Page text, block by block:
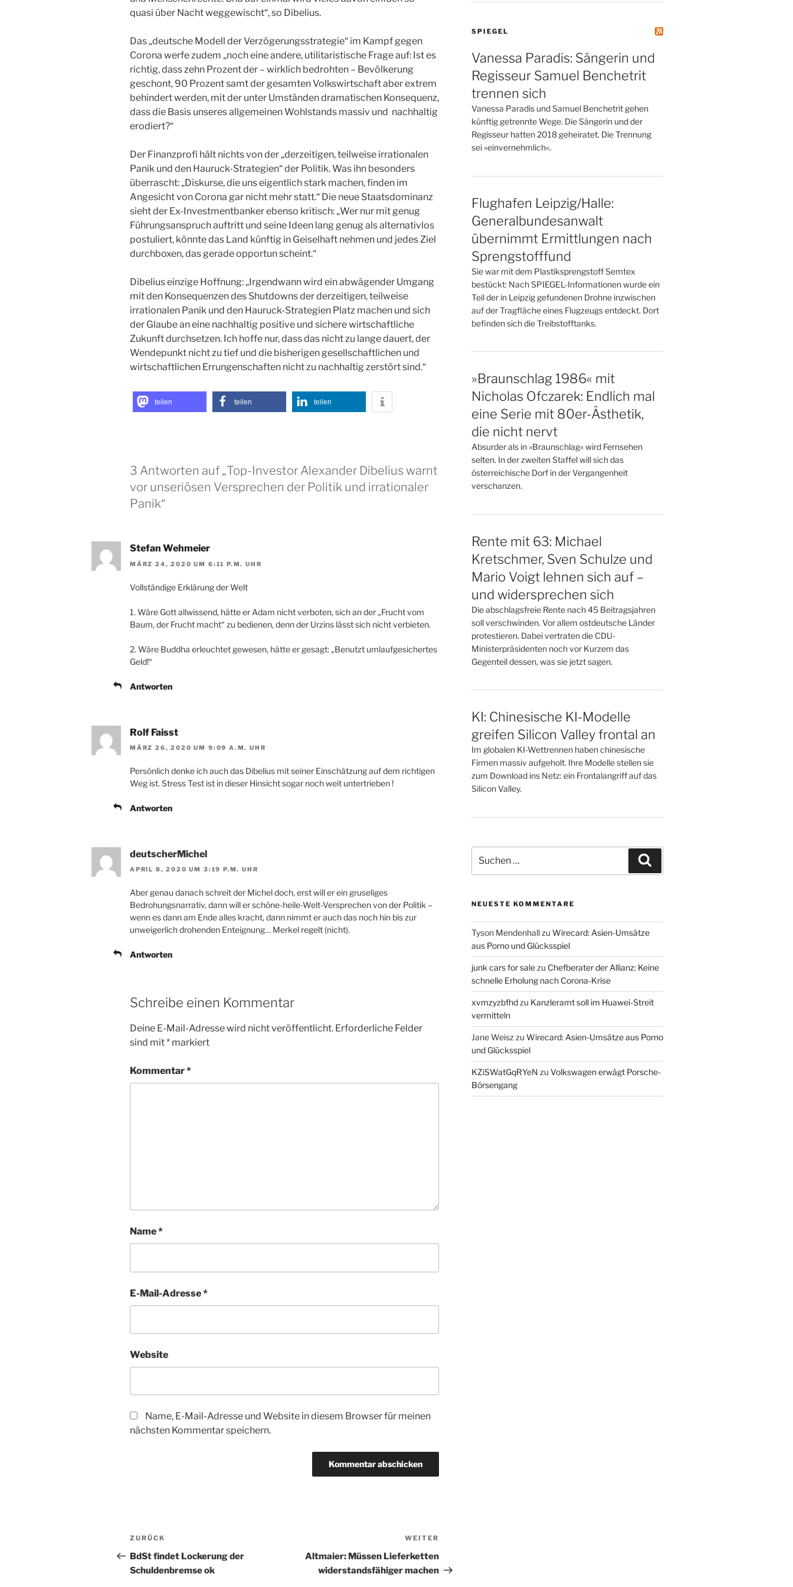
quasi über Nacht weggewischt“, so Dibelius.
Das „deutsche Modell der Verzögerungsstrategie“ im Kampf gegen
Corona werfe zudem „noch eine andere, utilitaristische Frage auf: Ist es
richtig, dass zehn Prozent der – wirklich bedrohten – Bevölkerung
geschont, 90 Prozent samt der gesamten Volkswirtschaft aber extrem
behindert werden, mit der unter Umständen dramatischen Konsequenz,
dass die Basis unseres allgemeinen Wohlstands massiv und nachhaltig
erodiert?“
Der Finanzprofi hält nichts von der „derzeitigen, teilweise irrationalen
Panik und den Hauruck-Strategien“ der Politik. Was ihn besonders
überrascht: „Diskurse, die uns eigentlich stark machen, finden im
Angesicht von Corona gar nicht mehr statt.“ Die neue Staatsdominanz
sieht der Ex-Investmentbanker ebenso kritisch: „Wer nur mit genug
Führungsanspruch auftritt und seine Ideen lang genug als alternativlos
postuliert, könnte das Land künftig in Geiselhaft nehmen und jedes Ziel
durchboxen, das gerade opportun scheint.“
Dibelius einzige Hoffnung: „Irgendwann wird ein abwägender Umgang
mit den Konsequenzen des Shutdowns der derzeitigen, teilweise
irrationalen Panik und den Hauruck-Strategien Platz machen und sich
der Glaube an eine nachhaltig positive und sichere wirtschaftliche
Zukunft durchsetzen. Ich hoffe nur, dass das nicht zu lange dauert, der
Wendepunkt nicht zu tief und die bisherigen gesellschaftlichen und
wirtschaftlichen Errungenschaften nicht zu nachhaltig zerstört sind.“
teilen teilen teilen
3 Antworten auf „Top-Investor Alexander Dibelius warnt
vor unseriösen Versprechen der Politik und irrationaler
Panik“
Stefan Wehmeier
MÄRZ 24, 2020 UM 6:11 P.M. UHR
Vollständige Erklärung der Welt
1. Wäre Gott allwissend, hätte er Adam nicht verboten, sich an der „Frucht vom
Baum, der Frucht macht“ zu bedienen, denn der Urzins lässt sich nicht verbieten.
2. Wäre Buddha erleuchtet gewesen, hätte er gesagt: „Benutzt umlaufgesichertes
Geld!“
Antworten
Rolf Faisst
MÄRZ 26, 2020 UM 9:09 A.M. UHR
Persönlich denke ich auch das Dibelius mit seiner Einschätzung auf dem richtigen
Weg ist. Stress Test ist in dieser Hinsicht sogar noch weit untertrieben !
Antworten
deutscherMichel
APRIL 8, 2020 UM 3:19 P.M. UHR
Aber genau danach schreit der Michel doch, erst will er ein gruseliges
Bedrohungsnarrativ, dann will er schöne-heile-Welt-Versprechen von der Politik –
wenn es dann am Ende alles kracht, dann nimmt er auch das noch hin bis zur
unweigerlich drohenden Enteignung… Merkel regelt (nicht).
Antworten
Schreibe einen Kommentar
Deine E-Mail-Adresse wird nicht veröffentlicht. Erforderliche Felder
sind mit* markiert
Kommentar*
Name*
E-Mail-Adresse*
Website
Name, E-Mail-Adresse und Website in diesem Browser für meinen
nächsten Kommentar speichern.
Beitragsnavigation
Vorheriger
Beitrag
ZURÜCK
BdSt findet Lockerung der
Schuldenbremse ok
Beitrag
WEITER
Altmaier: Müssen Lieferketten
widerstandsfähiger machen
SPIEGEL
Vanessa Paradis: Sängerin und
Regisseur Samuel Benchetrit
trennen sich
Vanessa Paradis und Samuel Benchetrit gehen
künftig getrennte Wege. Die Sängerin und der
Regisseur hatten 2018 geheiratet. Die Trennung
sei »einvernehmlich«.
Flughafen Leipzig/Halle:
Generalbundesanwalt
übernimmt Ermittlungen nach
Sprengstofffund
Sie war mit dem Plastiksprengstoff Semtex
bestückt: Nach SPIEGEL-Informationen wurde ein
Teil der in Leipzig gefundenen Drohne inzwischen
auf der Tragfläche eines Flugzeugs entdeckt. Dort
befinden sich die Treibstofftanks.
»Braunschlag 1986« mit
Nicholas Ofczarek: Endlich mal
eine Serie mit 80er-Ästhetik,
die nicht nervt
Absurder als in »Braunschlag« wird Fernsehen
selten. In der zweiten Staffel will sich das
österreichische Dorf in der Vergangenheit
verschanzen.
Rente mit 63: Michael
Kretschmer, Sven Schulze und
Mario Voigt lehnen sich auf –
und widersprechen sich
Die abschlagsfreie Rente nach 45 Beitragsjahren
soll verschwinden. Vor allem ostdeutsche Länder
protestieren. Dabei vertraten die CDU-
Ministerpräsidenten noch vor Kurzem das
Gegenteil dessen, was sie jetzt sagen.
KI: Chinesische KI-Modelle
greifen Silicon Valley frontal an
Im globalen KI-Wettrennen haben chinesische
Firmen massiv aufgeholt. Ihre Modelle stellen sie
zum Download ins Netz: ein Frontalangriff auf das
Silicon Valley.
nach:
NEUESTE KOMMENTARE
Tyson Mendenhallzu Wirecard: Asien-Umsätze
aus Porno und Glücksspiel
junk cars for salezu Chefberater der Allianz: Keine
schnelle Erholung nach Corona-Krise
xvmzyzbfhdzu Kanzleramt soll im Huawei-Streit
vermitteln
Jane Weisz zu Wirecard: Asien-Umsätze aus Porno
und Glücksspiel
KZiSWatGqRYeN zu Volkswagen erwägt Porsche-
Börsengang